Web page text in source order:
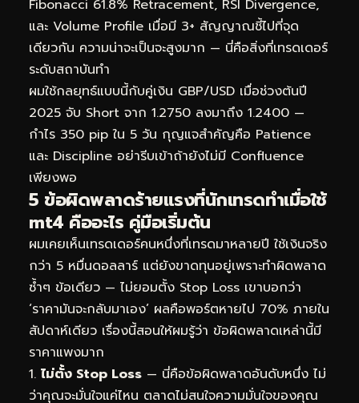
Fibonacci 61.8% Retracement, RSI Divergence,
และ Volume Profile เมื่อมี 3+ สัญญาณชี้ไปที่จุด
เดียวกัน ความน่าจะเป็นจะสูงมาก — นี่คือสิ่งที่เทรดเดอร์
ระดับสถาบันทำ
ผมใช้กลยุทธ์แบบนี้กับคู่เงิน GBP/USD เมื่อช่วงต้นปี
2025 จับ Short จาก 1.2750 ลงมาถึง 1.2400 —
กำไร 350 pip ใน 5 วัน กุญแจสำคัญคือ Patience
และ Discipline อย่ารีบเข้าถ้ายังไม่มี Confluence
เพียงพอ
5 ข้อผิดพลาดร้ายแรงที่นักเทรดทำเมื่อใช้
mt4 คืออะไร คู่มือเริ่มต้น
ผมเคยเห็นเทรดเดอร์คนหนึ่งที่เทรดมาหลายปี ใช้เงินจริง
กว่า 5 หมื่นดอลลาร์ แต่ยังขาดทุนอยู่เพราะทำผิดพลาด
ซ้ำๆ ข้อเดียว — ไม่ยอมตั้ง Stop Loss เขาบอกว่า
‘ราคามันจะกลับมาเอง’ ผลคือพอร์ตหายไป 70% ภายใน
สัปดาห์เดียว เรื่องนี้สอนให้ผมรู้ว่า ข้อผิดพลาดเหล่านี้มี
ราคาแพงมาก
ไม่ตั้ง Stop Loss — นี่คือข้อผิดพลาดอันดับหนึ่ง ไม่
ว่าคุณจะมั่นใจแค่ไหน ตลาดไม่สนใจความมั่นใจของคุณ